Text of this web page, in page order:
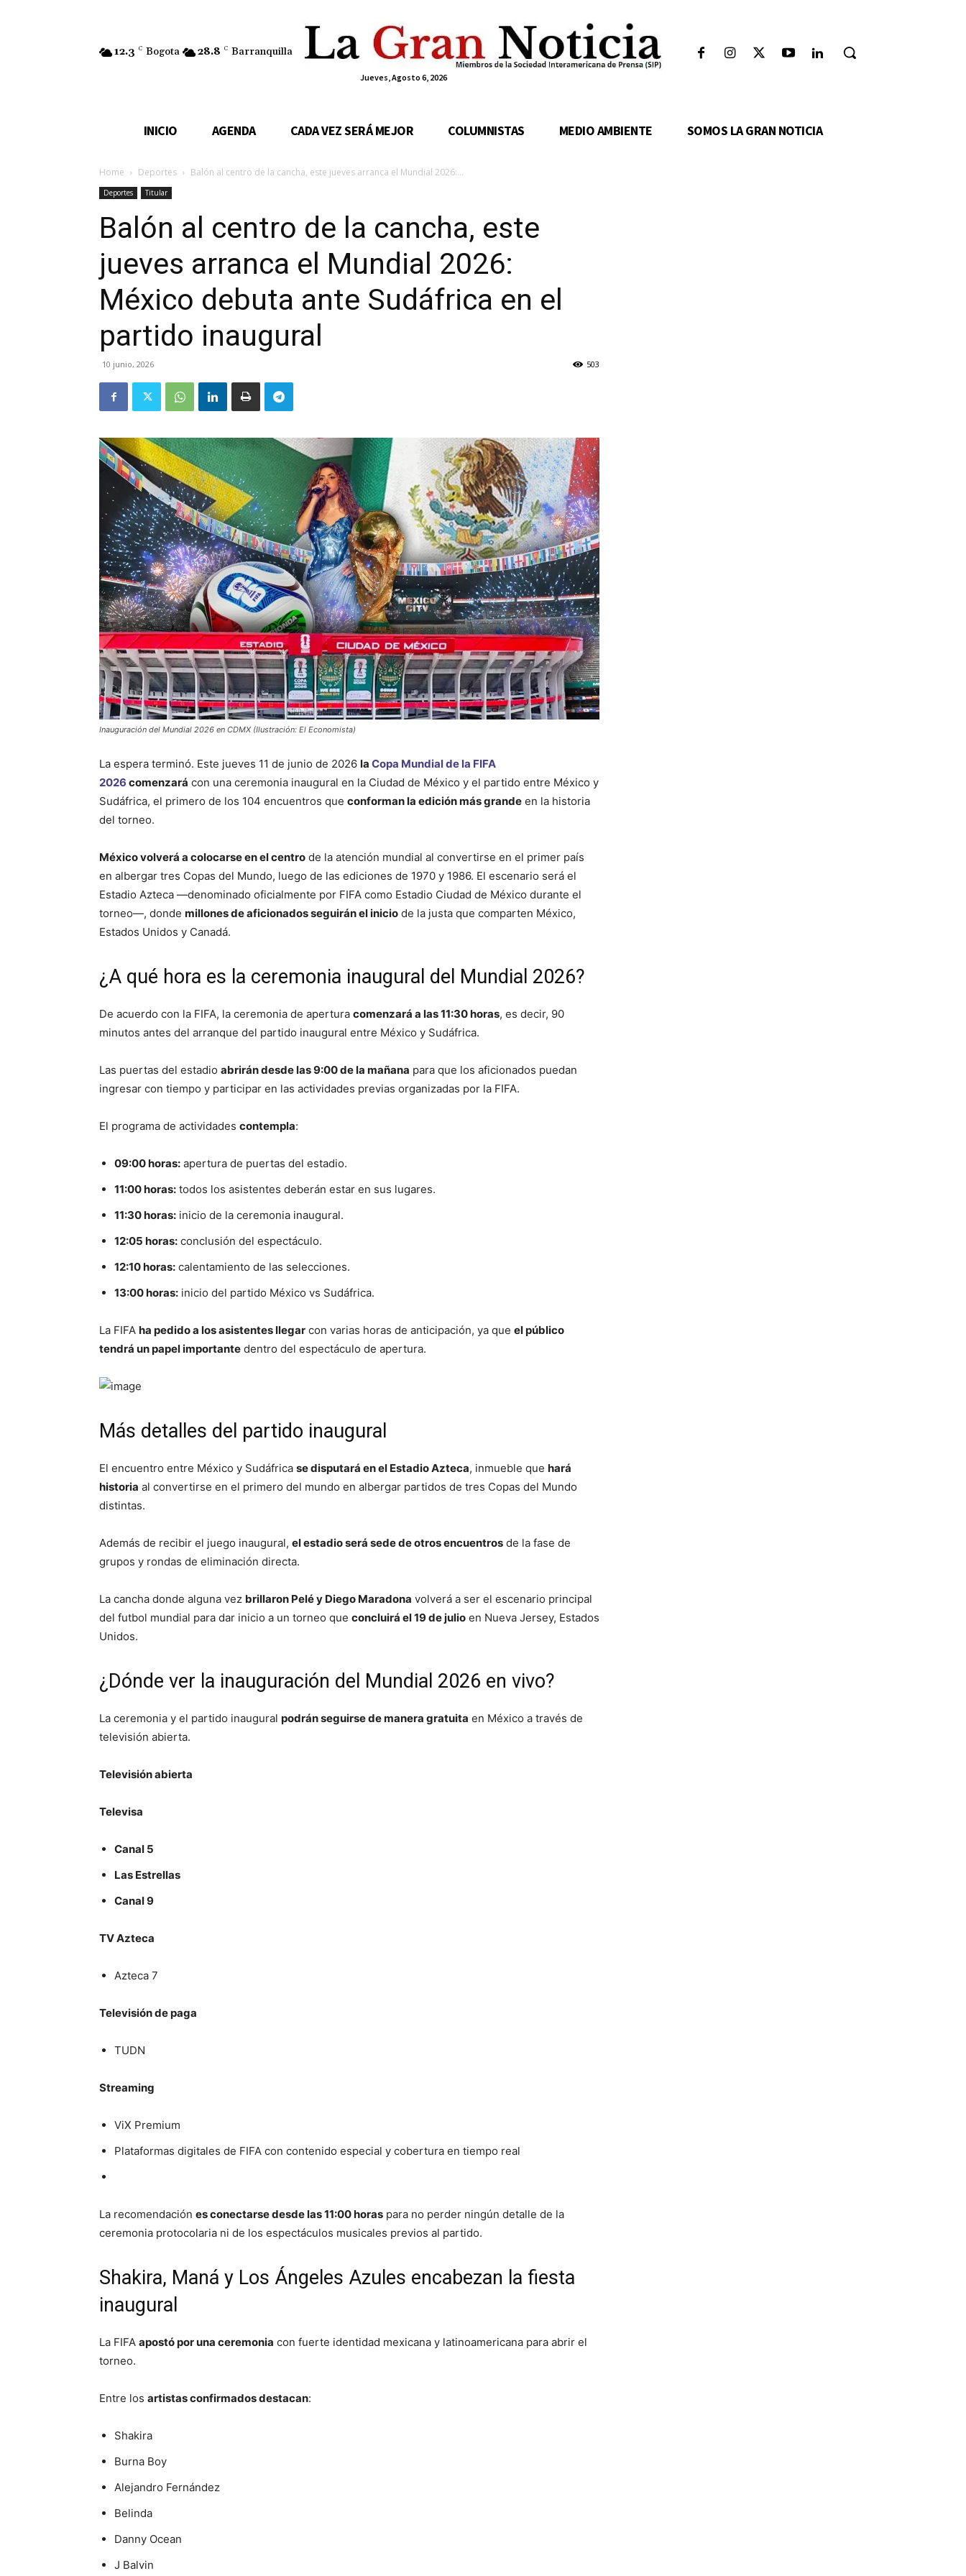
12.3 C Bogota 28.8 C Barranquilla
Jueves, Agosto 6, 2026
INICIO AGENDA CADA VEZ SERÁ MEJOR COLUMNISTAS MEDIO AMBIENTE SOMOS LA GRAN NOTICIA
Home Deportes Balón al centro de la cancha, este jueves arranca el Mundial 2026:...
Deportes Titular
Balón al centro de la cancha, este
jueves arranca el Mundial 2026:
México debuta ante Sudáfrica en el
partido inaugural
10 junio, 2026 503
Inauguración del Mundial 2026 en CDMX (Ilustración: El Economista)
La espera terminó. Este jueves 11 de junio de 2026 la Copa Mundial de la FIFA
2026 comenzará con una ceremonia inaugural en la Ciudad de México y el partido entre México y
Sudáfrica, el primero de los 104 encuentros que conforman la edición más grande en la historia
del torneo.
México volverá a colocarse en el centro de la atención mundial al convertirse en el primer país
en albergar tres Copas del Mundo, luego de las ediciones de 1970 y 1986. El escenario será el
Estadio Azteca —denominado oficialmente por FIFA como Estadio Ciudad de México durante el
torneo—, donde millones de aficionados seguirán el inicio de la justa que comparten México,
Estados Unidos y Canadá.
¿A qué hora es la ceremonia inaugural del Mundial 2026?
De acuerdo con la FIFA, la ceremonia de apertura comenzará a las 11:30 horas, es decir, 90
minutos antes del arranque del partido inaugural entre México y Sudáfrica.
Las puertas del estadio abrirán desde las 9:00 de la mañana para que los aficionados puedan
ingresar con tiempo y participar en las actividades previas organizadas por la FIFA.
El programa de actividades contempla:
09:00 horas: apertura de puertas del estadio.
11:00 horas: todos los asistentes deberán estar en sus lugares.
11:30 horas: inicio de la ceremonia inaugural.
12:05 horas: conclusión del espectáculo.
12:10 horas: calentamiento de las selecciones.
13:00 horas: inicio del partido México vs Sudáfrica.
La FIFA ha pedido a los asistentes llegar con varias horas de anticipación, ya que el público
tendrá un papel importante dentro del espectáculo de apertura.
Más detalles del partido inaugural
El encuentro entre México y Sudáfrica se disputará en el Estadio Azteca, inmueble que hará
historia al convertirse en el primero del mundo en albergar partidos de tres Copas del Mundo
distintas.
Además de recibir el juego inaugural, el estadio será sede de otros encuentros de la fase de
grupos y rondas de eliminación directa.
La cancha donde alguna vez brillaron Pelé y Diego Maradona volverá a ser el escenario principal
del futbol mundial para dar inicio a un torneo que concluirá el 19 de julio en Nueva Jersey, Estados
Unidos.
¿Dónde ver la inauguración del Mundial 2026 en vivo?
La ceremonia y el partido inaugural podrán seguirse de manera gratuita en México a través de
televisión abierta.
Televisión abierta
Televisa
Canal 5
Las Estrellas
Canal 9
TV Azteca
Azteca 7
Televisión de paga
TUDN
Streaming
ViX Premium
Plataformas digitales de FIFA con contenido especial y cobertura en tiempo real
La recomendación es conectarse desde las 11:00 horas para no perder ningún detalle de la
ceremonia protocolaria ni de los espectáculos musicales previos al partido.
Shakira, Maná y Los Ángeles Azules encabezan la fiesta
inaugural
La FIFA apostó por una ceremonia con fuerte identidad mexicana y latinoamericana para abrir el
torneo.
Entre los artistas confirmados destacan:
Shakira
Burna Boy
Alejandro Fernández
Belinda
Danny Ocean
J Balvin